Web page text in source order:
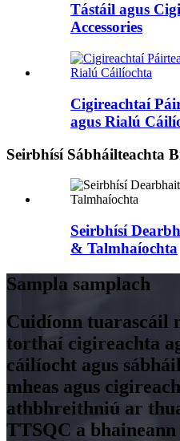
Tástáil agus
Accessories
Cigireachtaí
agus Rialú
Seirbhísí Sábháilteachta
Seirbhísí
& Talmhaíochta
Sampla samplach
Cuidíonn tuarascáil
torthaí cigireachta
cáilíocht agus
mheas agus
athbhreithniú ar
TTSQC a